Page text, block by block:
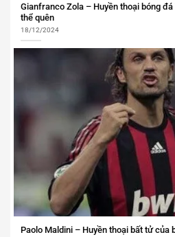
Gianfranco Zola – Huyền thoại bóng
thể quên
18/12/2024
Paolo Maldini – Huyền thoại bất tử của